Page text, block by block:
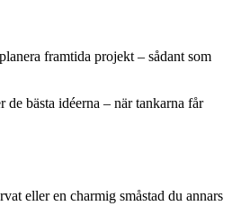
framtida projekt – sådant som
bästa idéerna – när tankarna får
eller en charmig småstad du annars